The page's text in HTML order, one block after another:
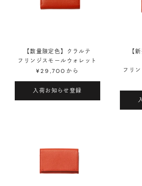
【数量限定色】クラルテ
フリンジスモールウォレット
¥29,700 から
入荷お知らせ登録
【
フリ